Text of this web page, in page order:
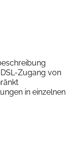
Zugang von
in einzelnen